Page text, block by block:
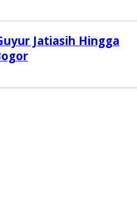
Jatiasih Hingga